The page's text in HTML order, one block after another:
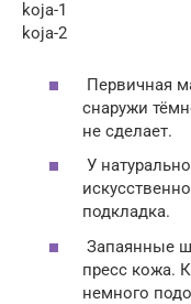
koja-1
koja-2
Первичная
снаружи
не сделает.
У
подкладка.
Запаянные
пресс кожа.
немного